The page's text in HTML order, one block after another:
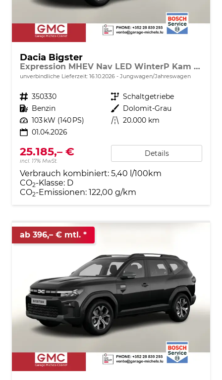
Dacia Bigster
Expression MHEV Nav LED WinterP Kam 17Z
unverbindliche Lieferzeit: 16.10.2026 Jungwagen/Jahreswagen
Fahrzeugnr. 350330 Getriebe Schaltgetriebe
Kraftstoff Benzin Außenfarbe Dolomit-Grau
Leistung 103 kW (140 PS) Kilometerstand 20.000 km
01.04.2026
25.185,– €
incl. 17% MwSt.
Details
Verbrauch kombiniert: 5,40 l/100km
CO2-Klasse: D
CO2-Emissionen: 122,00 g/km
ab 396,– € mtl.